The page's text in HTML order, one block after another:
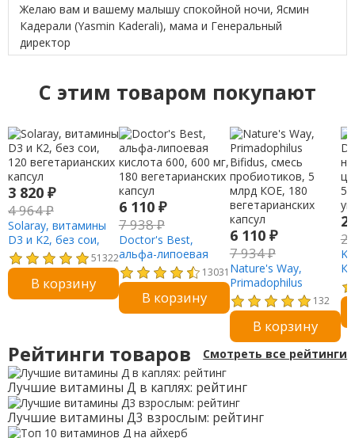
Желаю вам и вашему малышу спокойной ночи, Ясмин
Кадерали (Yasmin Kaderali), мама и Генеральный
директор
C этим товаром покупают
3 820 ₽
4 964₽
Solaray, витамины
D3 и K2, без сои,
120 вегетарианских
капсул
51322
В корзину
6 110 ₽
7 938₽
Doctor's Best,
альфа-липоевая
кислота 600, 600 мг,
180 вегетарианских
капсул
13031
В корзину
6 110 ₽
7 934₽
Nature's Way,
Primadophilus
Bifidus, смесь
пробиотиков, 5
млрд КОЕ, 180
вегетарианских
капсул
132
В корзину
2
2
Рейтинги товаров Смотреть все рейтинги
Лучшие витамины Д в каплях: рейтинг
Лучшие витамины Д3 взрослым: рейтинг